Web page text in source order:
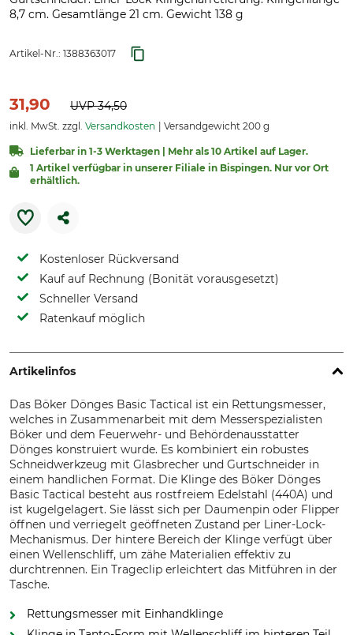
8,7 cm. Gesamtlänge 21 cm. Gewicht 138 g
Artikel-Nr.: 1388363017
31,90 UVP34,50
inkl. MwSt. zzgl. Versandkosten Versandgewicht 200 g
Lieferbar in 1-3 Werktagen | Mehr als 10 Artikel auf Lager.
1 Artikel verfügbar in unserer Filiale in Bispingen. Nur vor Ort
erhältlich.
Kostenloser Rückversand
Kauf auf Rechnung (Bonität vorausgesetzt)
Schneller Versand
Ratenkauf möglich
Artikelinfos
Das Böker Dönges Basic Tactical ist ein Rettungsmesser,
welches in Zusammenarbeit mit dem Messerspezialisten
Böker und dem Feuerwehr- und Behördenausstatter
Dönges konstruiert wurde. Es kombiniert ein robustes
Schneidwerkzeug mit Glasbrecher und Gurtschneider in
einem handlichen Format. Die Klinge des Böker Dönges
Basic Tactical besteht aus rostfreiem Edelstahl (440A) und
ist kugelgelagert. Sie lässt sich per Daumenpin oder Flipper
öffnen und verriegelt geöffneten Zustand per Liner-Lock-
Mechanismus. Der hintere Bereich der Klinge verfügt über
einen Wellenschliff, um zähe Materialien effektiv zu
durchtrennen. Ein Trageclip erleichtert das Mitführen in der
Tasche.
Rettungsmesser mit Einhandklinge